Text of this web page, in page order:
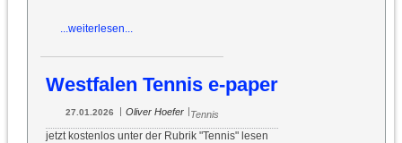
...weiterlesen...
Westfalen Tennis e-paper
27.01.2026 | Oliver Hoefer |Tennis
jetzt kostenlos unter der Rubrik "Tennis" lesen